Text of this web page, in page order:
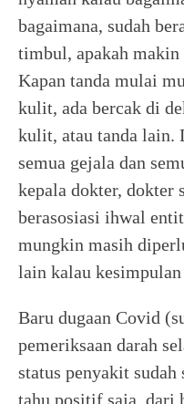
bagaimana, sudah
timbul, apakah
Kapan tanda mulai
kulit, ada bercak di
kulit, atau tanda lain.
semua gejala dan
kepala dokter, dokter
berasosiasi ihwal
mungkin masih
lain kalau
Baru dugaan Covid
pemeriksaan darah
status penyakit sudah
tahu positif saja, dari